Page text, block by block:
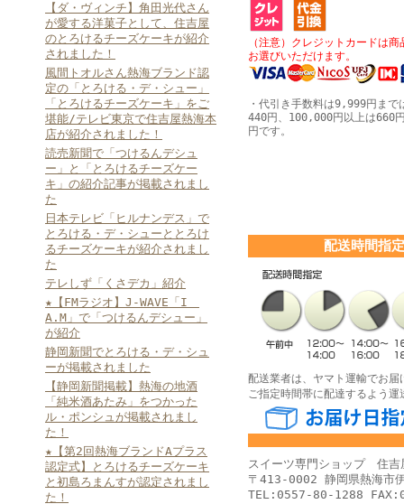
【ダ・ヴィンチ】角田光代さん
が愛する洋菓子として、住吉屋
のとろけるチーズケーキが紹介
されました！
風間トオルさん熱海ブランド認
定の「とろける・デ・シュー」
「とろけるチーズケーキ」をご
堪能/テレビ東京で住吉屋熱海本
店が紹介されました！
読売新聞で「つけるんデシュ
ー」と「とろけるチーズケー
キ」の紹介記事が掲載されまし
た
日本テレビ「ヒルナンデス」で
とろける・デ・シューととろけ
るチーズケーキが紹介されまし
た
テレしず「くさデカ」紹介
★【FMラジオ】J-WAVE「I
A.M」で「つけるんデシュー」
が紹介
静岡新聞でとろける・デ・シュ
ーが掲載されました
【静岡新聞掲載】熱海の地酒
「純米酒あたみ」をつかった
ル・ポンシュが掲載されまし
た！
★【第2回熱海ブランドAプラス
認定式】とろけるチーズケーキ
と初島ろまんすが認定されまし
た！
（注意）クレジットカードは
お選びいただけます。
・代引き手数料は9,999円ま
440円、100,000円以上は660
円です。
配送時間指
配送業者は、ヤマト運輸でお届
ご指定時間帯に配達するよう
スイーツ専門ショップ 住吉
〒413-0002 静岡県熱海市
TEL:0557-80-1288